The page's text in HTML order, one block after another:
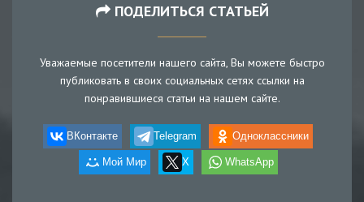
ПОДЕЛИТЬСЯ СТАТЬЕЙ
Уважаемые посетители нашего сайта, Вы можете быстро
публиковать в своих социальных сетях ссылки на
понравившиеся статьи на нашем сайте.
ВКонтакте Telegram Одноклассники
Мой Мир X WhatsApp